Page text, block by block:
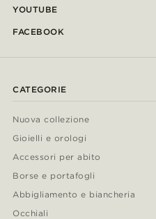
YOUTUBE
FACEBOOK
CATEGORIE
Nuova collezione
Gioielli e orologi
Accessori per abito
Borse e portafogli
Abbigliamento e biancheria
Occhiali